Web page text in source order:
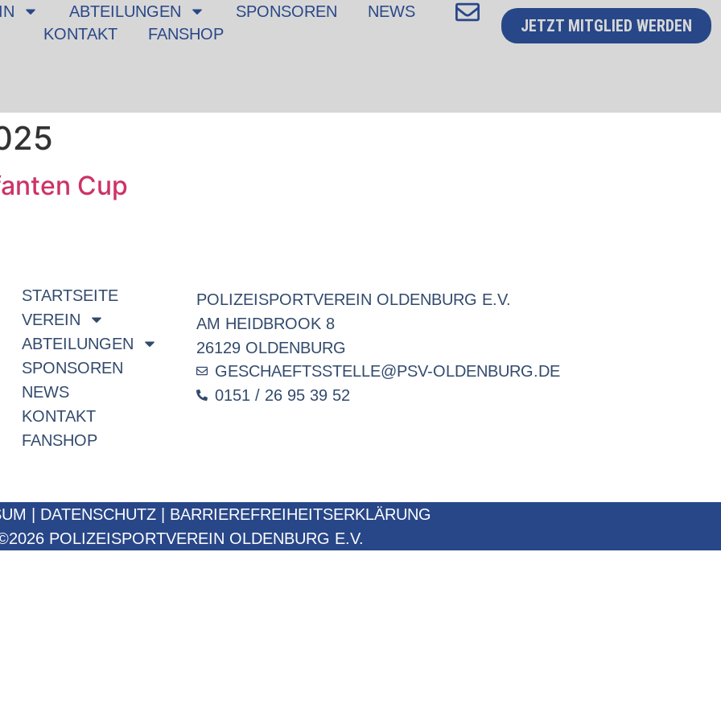
ABTEILUNGEN SPONSOREN
NEWS
KONTAKT
FANSHOP JETZT MITGLIED WERDEN
Cup
STARTSEITE
VEREIN
ABTEILUNGEN
SPONSOREN
NEWS
KONTAKT
FANSHOP
POLIZEISPORTVEREIN OLDENBURG E.V.
AM HEIDBROOK 8
26129 OLDENBURG
GESCHAEFTSSTELLE@PSV-OLDENBURG.DE
0151 / 26 95 39 52
DATENSCHUTZ| BARRIEREFREIHEITSERKLÄRUNG
POLIZEISPORTVEREIN OLDENBURG E.V.